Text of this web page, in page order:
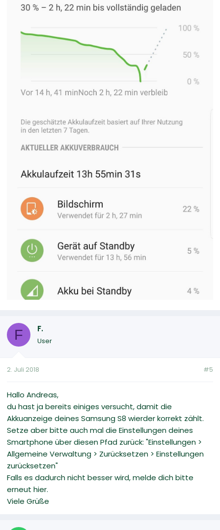
F F.
User
2. Juli 2018 #5
Hallo Andreas,
du hast ja bereits einiges versucht, damit die
Akkuanzeige deines Samsung S8 wierder korrekt zählt.
Setze aber bitte auch mal die Einstellungen deines
Smartphone über diesen Pfad zurück: "Einstellungen >
Allgemeine Verwaltung > Zurücksetzen > Einstellungen
zurücksetzen"
Falls es dadurch nicht besser wird, melde dich bitte
erneut hier.
Viele Grüße